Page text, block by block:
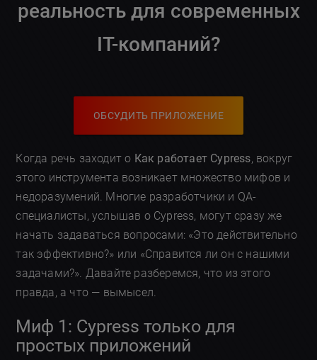
реальность для современных
IT-компаний?
ОБСУДИТЬ ПРИЛОЖЕНИЕ
Когда речь заходит о Как работает Cypress, вокруг
этого инструмента возникает множество мифов и
недоразумений. Многие разработчики и QA-
специалисты, услышав о Cypress, могут сразу же
начать задаваться вопросами: «Это действительно
так эффективно?» или «Справится ли он с нашими
задачами?». Давайте разберемся, что из этого
правда, а что — вымысел.
Миф 1: Cypress только для
простых приложений